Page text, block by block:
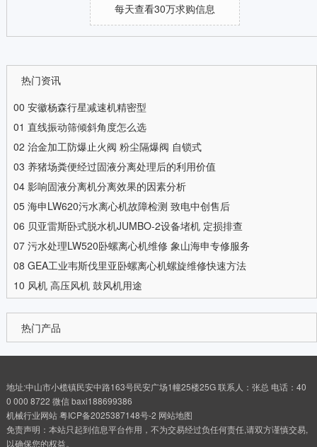
每天查看30万求购信息
热门资讯
00 安徽杨森行星减速机精密型
01 直线振动筛倾斜角度怎么选
02 治金加工防爆止火阀 粉尘隔爆阀 自锁式
03 养猪场粪便经过固液分离处理后的利用价值
04 影响固液分离机分离效果的因素分析
05 海申LW620污水离心机故障检测 致电中创售后
06 贝亚雷斯卧式脱水机JUMBO-2设备堵机 定损排查
07 污水处理LW520卧螺离心机维修 象山海申专修服务
08 GEA工业韦斯伐里亚卧螺离心机螺旋维修快速方法
10 风机 高压风机 鼓风机用途
热门产品
地址:中山市小榄镇民安中路163号民安广场1幢25楼25G 联系人：张总 电话：40
0 000 8722 微信 baxi188699386
机械行业网站粤ICP备2025387148号-2 网站地图
免责声明：本站只起到信息平台作用，不为交易经过负任何责任,请双方谨慎交易,
以确保您的权益。